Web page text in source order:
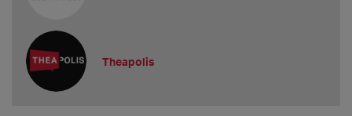
Theapolis